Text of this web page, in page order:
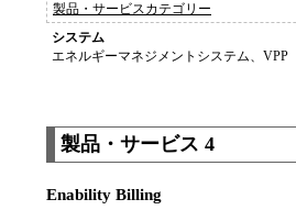
製品・サービスカテゴリー
システム
エネルギーマネジメントシステム、VPP
製品・サービス 4
Enability Billing